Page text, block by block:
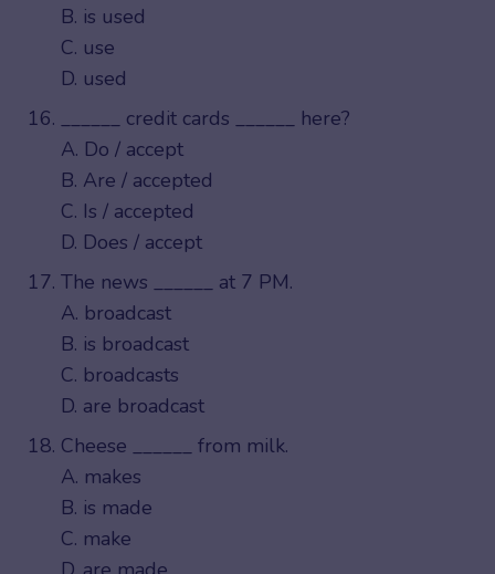
B. is used
C. use
D. used
______ credit cards ______ here?
A. Do / accept
B. Are / accepted
C. Is / accepted
D. Does / accept
The news ______ at 7 PM.
A. broadcast
B. is broadcast
C. broadcasts
D. are broadcast
Cheese ______ from milk.
A. makes
B. is made
C. make